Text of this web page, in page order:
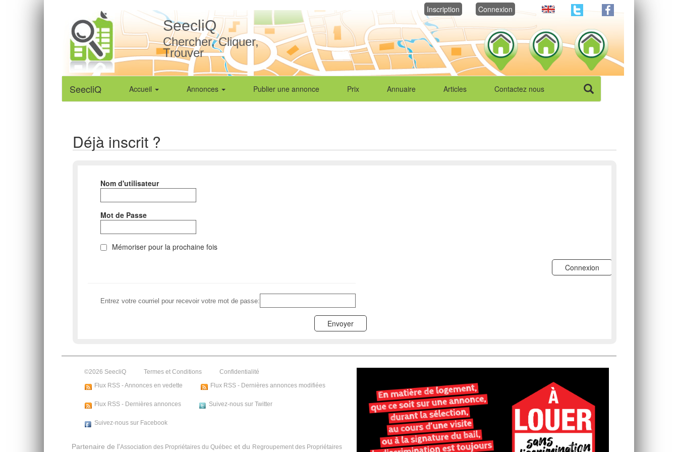
SeecliQ
Chercher, Cliquer,
Trouver
Inscription Connexion
SeecliQ Accueil Annonces Publier une annonce Prix Annuaire Articles Contactez nous
Déjà inscrit ?
Nom d'utilisateur
Mot de Passe
Mémoriser pour la prochaine fois
Entrez votre courriel pour recevoir votre mot de passe:
©2026 SeecliQ Termes et Conditions
Confidentialité
Flux RSS - Annonces en vedette
Flux RSS - Dernières annonces modifiées
Flux RSS - Dernières annonces Suivez-nous sur Twitter
Suivez-nous sur Facebook
Partenaire de l'Association des Propriétaires du Québec et du Regroupement des Propriétaires